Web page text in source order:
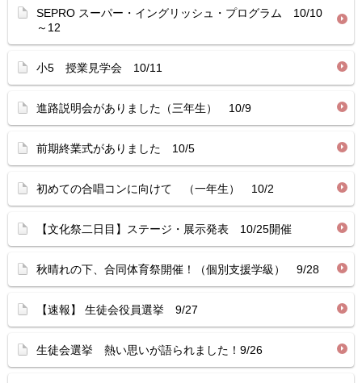
SEPRO スーパー・イングリッシュ・プログラム 10/10
～12
小5 授業見学会 10/11
進路説明会がありました（三年生） 10/9
前期終業式がありました 10/5
初めての合唱コンに向けて （一年生） 10/2
【文化祭二日目】ステージ・展示発表 10/25開催
秋晴れの下、合同体育祭開催！（個別支援学級） 9/28
【速報】 生徒会役員選挙 9/27
生徒会選挙 熱い思いが語られました！9/26